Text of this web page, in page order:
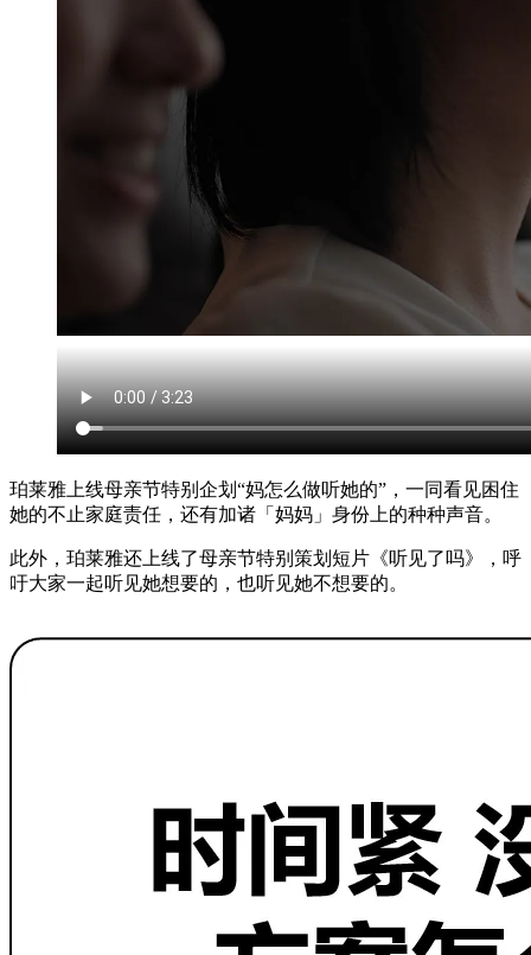
珀莱雅上线母亲节特别企划“妈怎么做听她的”，一同看见困住
她的不止家庭责任，还有加诸「妈妈」身份上的种种声音。
此外，珀莱雅还上线了母亲节特别策划短片《听见了吗》，呼
吁大家一起听见她想要的，也听见她不想要的。